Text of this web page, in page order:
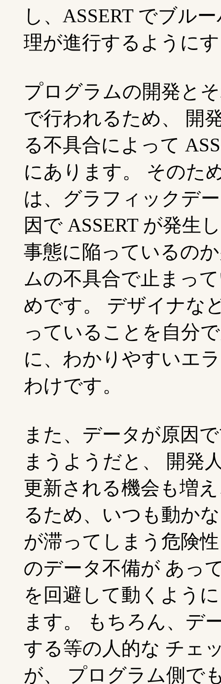
し、ASSERT でブル
理が進行するように
プログラムの開発と
で行われるため、 開
る不具合によって
にあります。 そのた
は、グラフィックデ
因で ASSERT が発生
事態に陥っているの
ムの不具合で止まっ
めです。 デザイナな
っていることを自分
に、わかりやすいエ
わけです。
また、データが原因
まうようだと、 開発
更新される機会も増
るため、いつも動か
が滞ってしまう危険
のデータ不備が あっ
を回避して動くよう
ます。 もちろん、デ
する等の人的な チェ
が、 プログラム側で